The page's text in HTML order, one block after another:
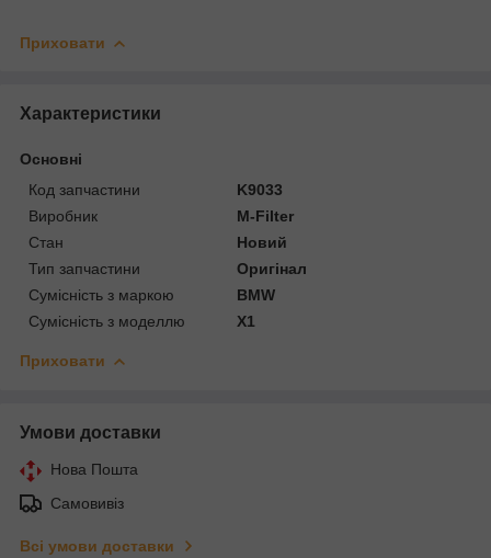
Приховати
Характеристики
Основні
Код запчастини
K9033
Виробник
M-Filter
Стан
Новий
Тип запчастини
Оригінал
Сумісність з маркою
BMW
Сумісність з моделлю
X1
Приховати
Умови доставки
Нова Пошта
Самовивіз
Всі умови доставки